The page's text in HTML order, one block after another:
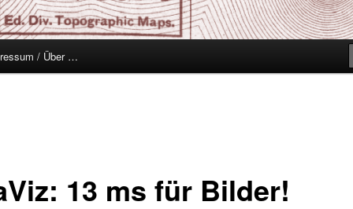
/ Über …
13 ms für Bilder!